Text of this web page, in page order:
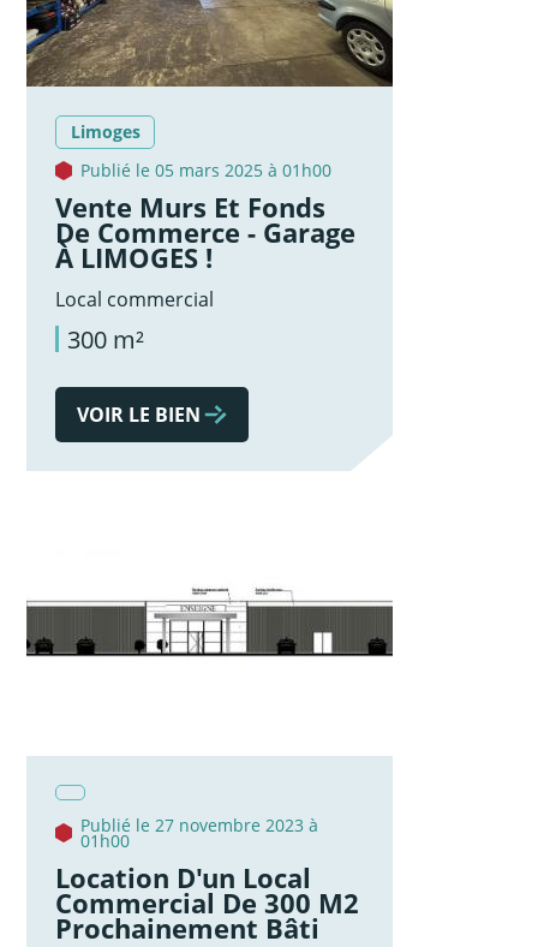
Limoges
Publié le 05 mars 2025 à 01h00
Vente Murs Et Fonds
De Commerce - Garage
À LIMOGES !
Local commercial
300 m²
VOIR LE BIEN
Publié le 27 novembre 2023 à
01h00
Location D'un Local
Commercial De 300 M2
Prochainement Bâti